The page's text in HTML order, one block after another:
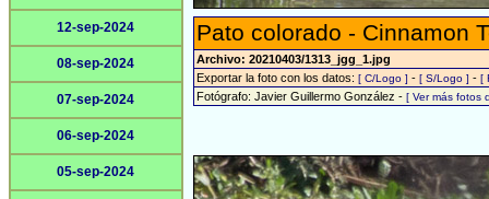
12-sep-2024
08-sep-2024
07-sep-2024
06-sep-2024
05-sep-2024
Pato colorado - Cinnamon
Archivo: 20210403/1313_jgg_1.jpg
Exportar la foto con los datos: [ C/Logo ] - [ S/Logo ] - [
Fotógrafo: Javier Guillermo González - [ Ver más fotos